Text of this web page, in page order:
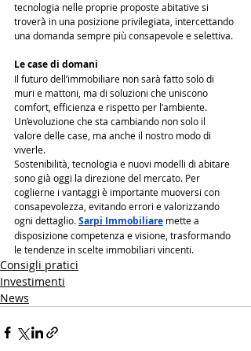
tecnologia nelle proprie proposte abitative si
troverà in una posizione privilegiata, intercettando
una domanda sempre più consapevole e selettiva.
Le case di domani
Il futuro dell’immobiliare non sarà fatto solo di
muri e mattoni, ma di soluzioni che uniscono
comfort, efficienza e rispetto per l’ambiente.
Un’evoluzione che sta cambiando non solo il
valore delle case, ma anche il nostro modo di
viverle.
Sostenibilità, tecnologia e nuovi modelli di abitare
sono già oggi la direzione del mercato. Per
coglierne i vantaggi è importante muoversi con
consapevolezza, evitando errori e valorizzando
ogni dettaglio. Sarpi Immobiliare mette a
disposizione competenza e visione, trasformando
le tendenze in scelte immobiliari vincenti.
Consigli pratici
Investimenti
News